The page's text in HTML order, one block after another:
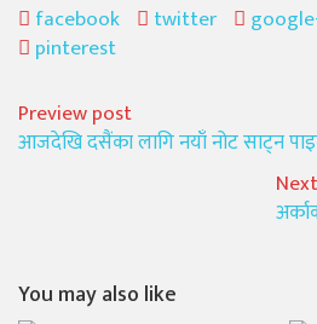
facebook twitter
pinterest
Preview post
आजदेखि दसैंका लागि नयाँ नोट साट्न
You may also like